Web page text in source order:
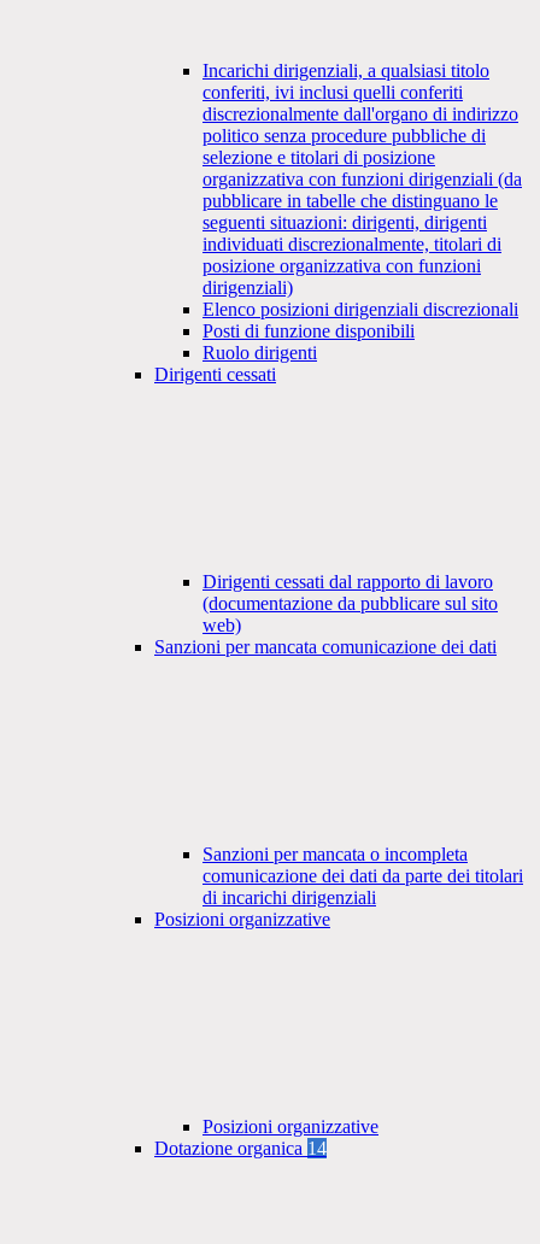
Incarichi dirigenziali, a qualsiasi titolo
conferiti, ivi inclusi quelli conferiti
discrezionalmente dall'organo di indirizzo
politico senza procedure pubbliche di
selezione e titolari di posizione
organizzativa con funzioni dirigenziali (da
pubblicare in tabelle che distinguano le
seguenti situazioni: dirigenti, dirigenti
individuati discrezionalmente, titolari di
posizione organizzativa con funzioni
dirigenziali)
Elenco posizioni dirigenziali discrezionali
Posti di funzione disponibili
Ruolo dirigenti
Dirigenti cessati
Dirigenti cessati dal rapporto di lavoro
(documentazione da pubblicare sul sito
web)
Sanzioni per mancata comunicazione dei dati
Sanzioni per mancata o incompleta
comunicazione dei dati da parte dei titolari
di incarichi dirigenziali
Posizioni organizzative
Posizioni organizzative
Dotazione organica 14